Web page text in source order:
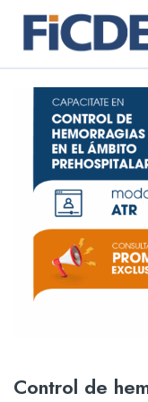
Control de